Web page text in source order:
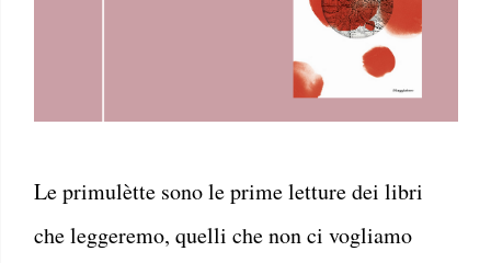
Le primulètte sono le prime letture dei libri
che leggeremo, quelli che non ci vogliamo